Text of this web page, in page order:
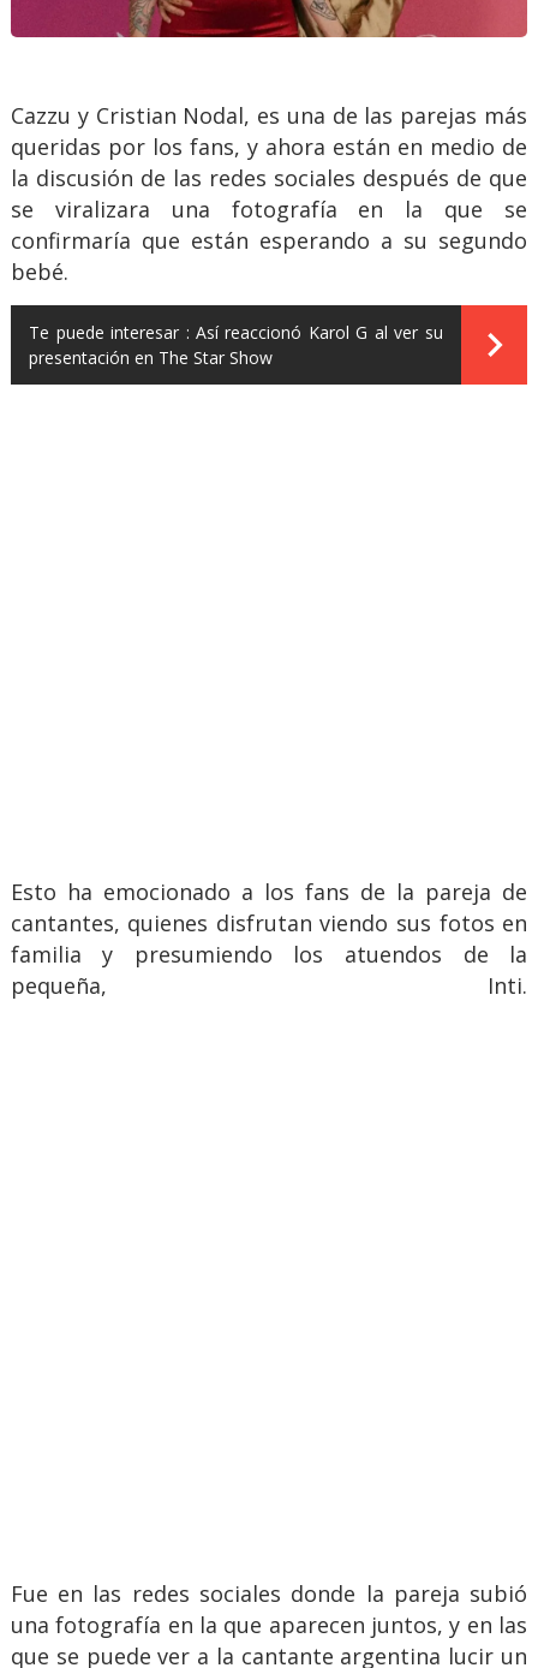
Cazzu y Cristian Nodal, es una de las parejas más
queridas por los fans, y ahora están en medio de
la discusión de las redes sociales después de que
se viralizara una fotografía en la que se
confirmaría que están esperando a su segundo
bebé.
Te puede interesar : Así reaccionó Karol G al ver su
presentación en The Star Show
Esto ha emocionado a los fans de la pareja de
cantantes, quienes disfrutan viendo sus fotos en
familia y presumiendo los atuendos de la
pequeña, Inti.
Fue en las redes sociales donde la pareja subió
una fotografía en la que aparecen juntos, y en las
que se puede ver a la cantante argentina lucir un